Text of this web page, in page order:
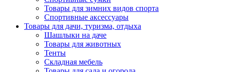
Товары для зимних видов спорта
Спортивные аксессуары
Товары для дачи, туризма, отдыха
Шашлыки на даче
Товары для животных
Тенты
Складная мебель